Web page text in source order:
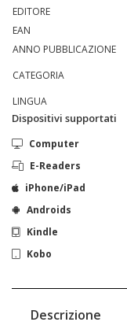
EDITORE
EAN
ANNO PUBBLICAZIONE
CATEGORIA
LINGUA
Dispositivi supportati
Computer
E-Readers
iPhone/iPad
Androids
Kindle
Kobo
Descrizione